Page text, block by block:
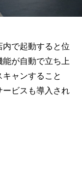
で起動すると位
が自動で立ち上
ャンすること
ビスも導入され